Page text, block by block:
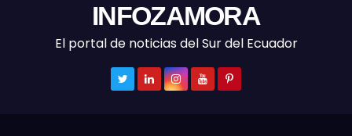
INFOZAMORA
El portal de noticias del Sur del Ecuador